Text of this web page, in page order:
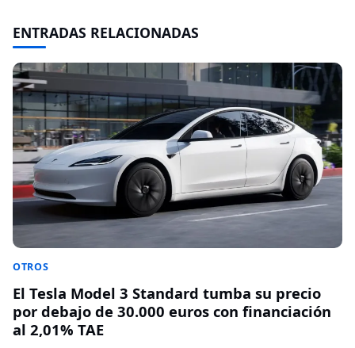
ENTRADAS RELACIONADAS
OTROS
El Tesla Model 3 Standard tumba su precio
por debajo de 30.000 euros con financiación
al 2,01% TAE